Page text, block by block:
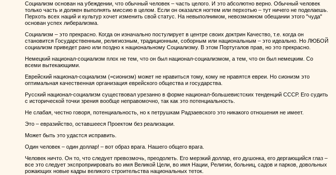
Социализм основан на убеждении, что обычный человек – часть целого. И это абсолютно верно. Обычный человек
только часть и должен выполнять миссию в целом. Если он оказался ногтем или перхотью – тут ничего не поделаешь.
Перхоть всех наций и культур хочет изменить свой статус. На невыполнимом, невозможном обещании этого "чуда"
основан успех либерализма.
Социализм – это прекрасно. Когда он изначально постулирует в центре своих доктрин Качество, т.е. когда он
становится Государственным, религиозным, традиционным, соборным или национальным – это идеально. Но ЛЮБОЙ
социализм приведет рано или поздно к национальному Социализму. В этом Португалов прав, но это прекрасно.
Немецкий национал-социализм плох не тем, что он был национал-социализмом, а тем, что он был немецким. Со
всеми вытекающими.
Еврейский национал-социализм (=сионизм) может не нравиться тому, кому не нравятся евреи. Но сионизм это
оптимальная качественная организация еврейского общества и государства.
Русский национал-социализм существовал урезанно в форме национал-большевистских тенденций СССР. Его судить
с исторической точки зрения вообще неправомочно, так как это потенциальность.
Не слабая, честно говоря, потенциальность, но к петрушкам Радзаевского это никакого отношения не имеет.
Это – евразийство, оставшееся Проектом без реализации.
Может быть это удастся исправить.
Один человек – один доллар! – вот образ врага. Нашего общего врага.
Человек ничто. Он то, что следует превозмочь, преодолеть. Его мерзкий доллар, его душонка, его дергающийся глаз –
все это следует экспроприировать во имя Великой Цели, во имя Нации, Религии, больниц, садов и парков, довольных
рожающих новые кадры великого строительства национальных теток.